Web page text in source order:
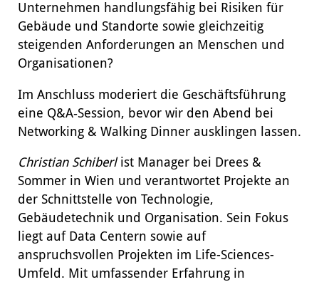
Unternehmen handlungsfähig bei Risiken für
Gebäude und Standorte sowie gleichzeitig
steigenden Anforderungen an Menschen und
Organisationen?
Im Anschluss moderiert die Geschäftsführung
eine Q&A‑Session, bevor wir den Abend bei
Networking & Walking Dinner ausklingen lassen.
Christian Schiberlist Manager bei Drees &
Sommer in Wien und verantwortet Projekte an
der Schnittstelle von Technologie,
Gebäudetechnik und Organisation. Sein Fokus
liegt auf Data Centern sowie auf
anspruchsvollen Projekten im Life-Sciences-
Umfeld. Mit umfassender Erfahrung in